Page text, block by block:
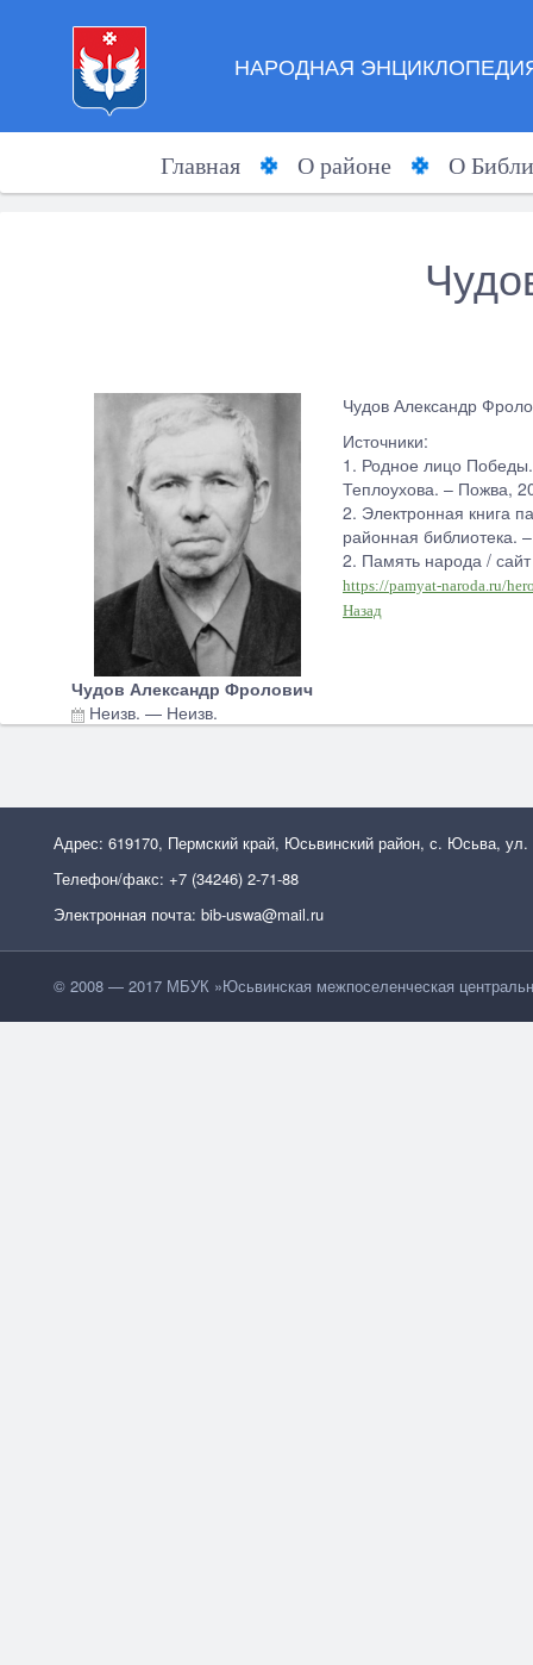
НАРОДНАЯ
Главная О районе О
Чудов Александр Фролович
Неизв. — Неизв.
Чудов Александр
Источники:
1. Родное лицо
Теплоухова. – Пожва,
2. Электронная книга
районная библиотека.
2. Память народа /
https://pamyat-naroda.ru/
Назад
Адрес: 619170, Пермский край, Юсьвинский район, с. Юсьва, ул.
Телефон/факс: +7 (34246) 2-71-88
Электронная почта: bib-uswa@mail.ru
© 2008 — 2017 МБУК »Юсьвинская межпоселенческая